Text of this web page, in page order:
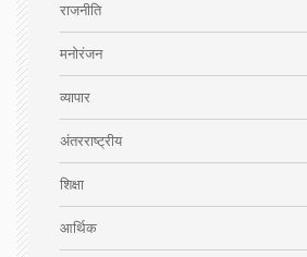
राजनीति
मनोरंजन
व्यापार
अंतरराष्ट्रीय
शिक्षा
आर्थिक